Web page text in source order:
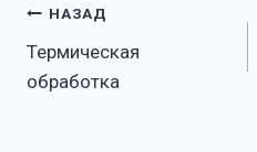
Навигация
по
НАЗАД
Термическая
обработка